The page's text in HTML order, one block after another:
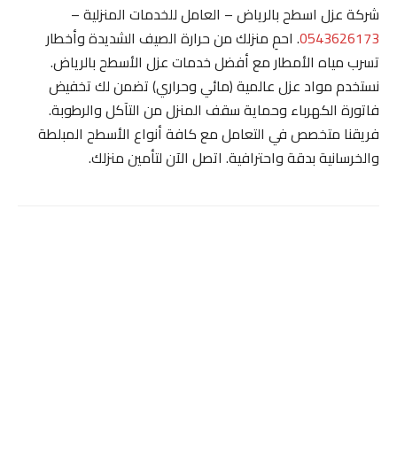
شركة عزل اسطح بالرياض – العامل للخدمات المنزلية –
0543626173. احمِ منزلك من حرارة الصيف الشديدة وأخطار
تسرب مياه الأمطار مع أفضل خدمات عزل الأسطح بالرياض.
نستخدم مواد عزل عالمية (مائي وحراري) تضمن لك تخفيض
فاتورة الكهرباء وحماية سقف المنزل من التآكل والرطوبة.
فريقنا متخصص في التعامل مع كافة أنواع الأسطح المبلطة
والخرسانية بدقة واحترافية. اتصل الآن لتأمين منزلك.